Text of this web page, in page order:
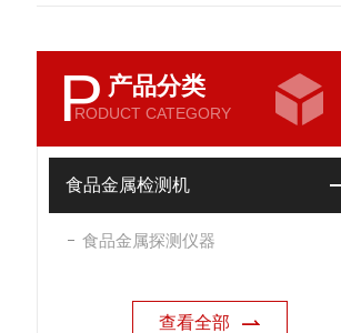
P 产品分类
RODUCT CATEGORY
食品金属检测机
食品金属探测仪器
查看全部